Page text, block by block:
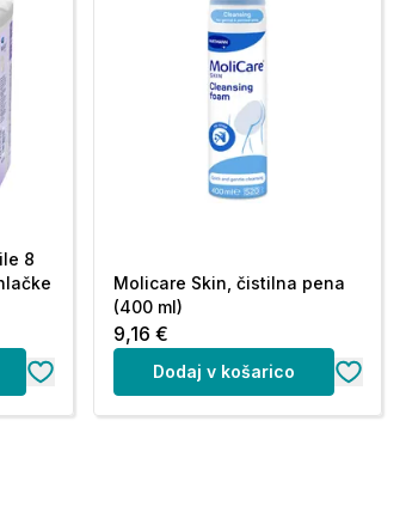
8
Molicare Skin, čistilna pena
(400 ml)
9,16 €
Dodaj v košarico